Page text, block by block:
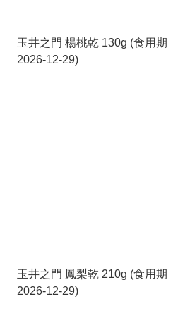
玉井之門 楊桃乾 130g (食用期
2026-12-29)
玉井之門 鳳梨乾 210g (食用期
2026-12-29)